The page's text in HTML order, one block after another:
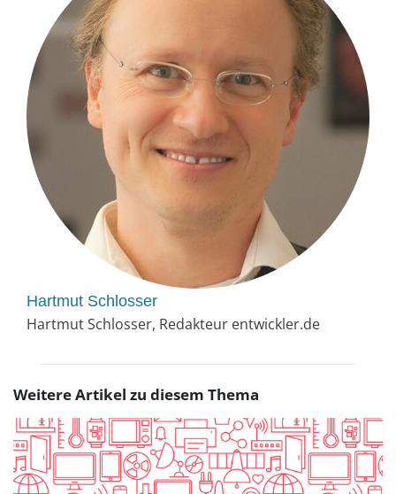
Hartmut Schlosser
Hartmut Schlosser, Redakteur entwickler.de
Weitere Artikel zu diesem Thema